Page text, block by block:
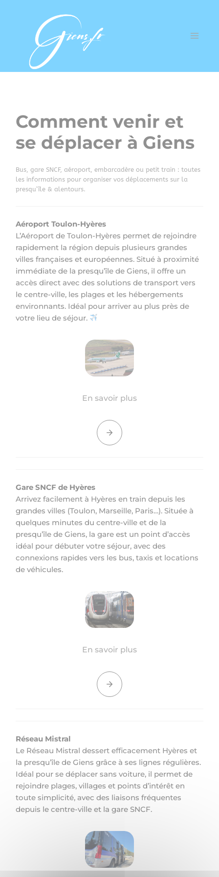
Comment venir et
se déplacer à Giens
Bus, gare SNCF, aéroport, embarcadère ou petit train : toutes
les informations pour organiser vos déplacements sur la
presqu’île & alentours.
Aéroport Toulon-Hyères
L’Aéroport de Toulon-Hyères permet de rejoindre
rapidement la région depuis plusieurs grandes
villes françaises et européennes. Situé à proximité
immédiate de la presqu’île de Giens, il offre un
accès direct avec des solutions de transport vers
le centre-ville, les plages et les hébergements
environnants. Idéal pour arriver au plus près de
votre lieu de séjour.
En savoir plus
Gare SNCF de Hyères
Arrivez facilement à Hyères en train depuis les
grandes villes (Toulon, Marseille, Paris…). Située à
quelques minutes du centre-ville et de la
presqu’île de Giens, la gare est un point d’accès
idéal pour débuter votre séjour, avec des
connexions rapides vers les bus, taxis et locations
de véhicules.
En savoir plus
Réseau Mistral
Le Réseau Mistral dessert efficacement Hyères et
la presqu’île de Giens grâce à ses lignes régulières.
Idéal pour se déplacer sans voiture, il permet de
rejoindre plages, villages et points d’intérêt en
toute simplicité, avec des liaisons fréquentes
depuis le centre-ville et la gare SNCF.